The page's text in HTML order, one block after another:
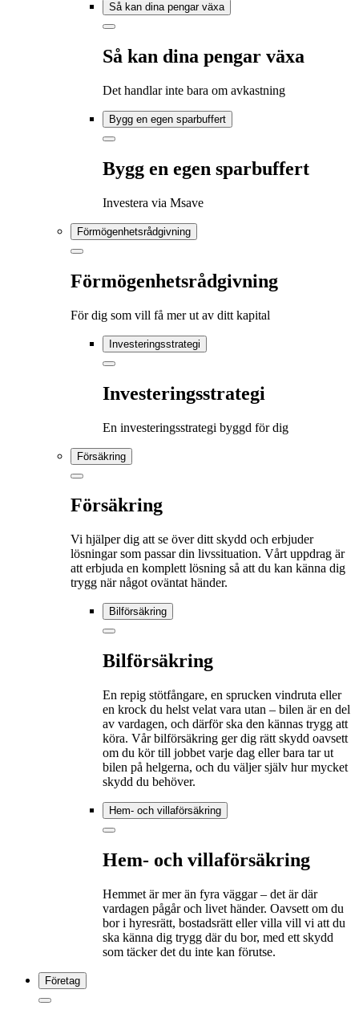
Så kan dina pengar växa
Så kan dina pengar växa
Det handlar inte bara om avkastning
Bygg en egen sparbuffert
Bygg en egen sparbuffert
Investera via Msave
Förmögenhetsrådgivning
Förmögenhetsrådgivning
För dig som vill få mer ut av ditt kapital
Investeringsstrategi
Investeringsstrategi
En investeringsstrategi byggd för dig
Försäkring
Försäkring
Vi hjälper dig att se över ditt skydd och erbjuder
lösningar som passar din livssituation. Vårt uppdrag är
att erbjuda en komplett lösning så att du kan känna dig
trygg när något oväntat händer.
Bilförsäkring
Bilförsäkring
En repig stötfångare, en sprucken vindruta eller
en krock du helst velat vara utan – bilen är en del
av vardagen, och därför ska den kännas trygg att
köra. Vår bilförsäkring ger dig rätt skydd oavsett
om du kör till jobbet varje dag eller bara tar ut
bilen på helgerna, och du väljer själv hur mycket
skydd du behöver.
Hem- och villaförsäkring
Hem- och villaförsäkring
Hemmet är mer än fyra väggar – det är där
vardagen pågår och livet händer. Oavsett om du
bor i hyresrätt, bostadsrätt eller villa vill vi att du
ska känna dig trygg där du bor, med ett skydd
som täcker det du inte kan förutse.
Företag